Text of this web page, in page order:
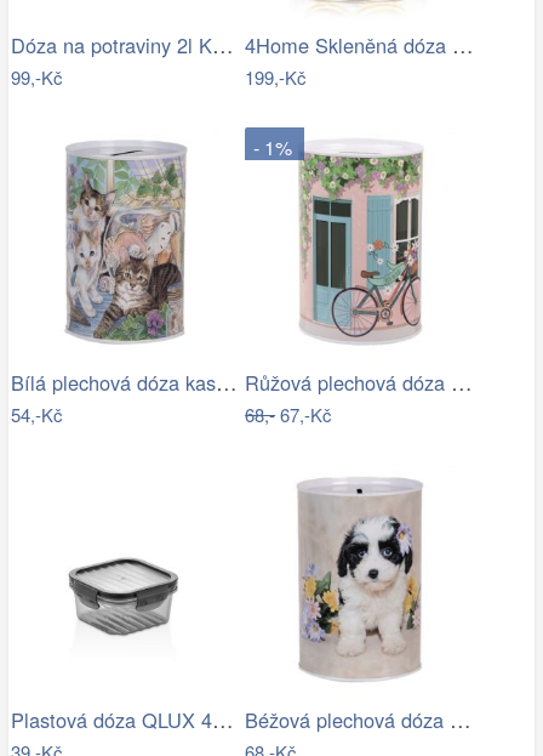
Dóza na potraviny 2l KEEEPER Fresh &…
99,-Kč
4Home Skleněná dóza na potraviny s…
199,-Kč
Bílá plechová dóza kasička s kočkami -…
54,-Kč
- 1%
Růžová plechová dóza kasička s kolem a…
68,-67,-Kč
Plastová dóza QLUX 400ml Béžová plechová dóza kasička s pejskem …